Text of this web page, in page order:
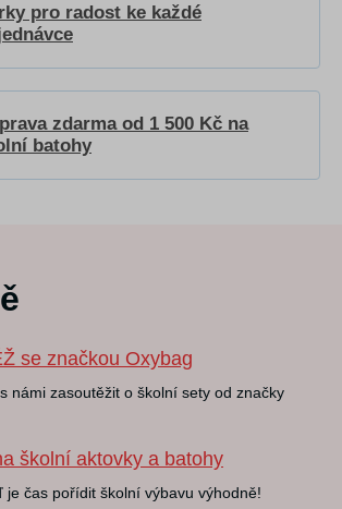
pro radost ke každé
zdarma od 1 500 Kč na
batohy
se značkou Oxybag
námi zasoutěžit o školní sety od značky
školní aktovky a batohy
je čas pořídit školní výbavu výhodně!